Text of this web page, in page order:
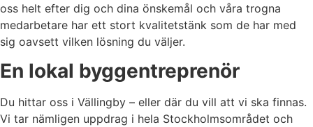
oss helt efter dig och dina önskemål och våra trogna
medarbetare har ett stort kvalitetstänk som de har med
sig oavsett vilken lösning du väljer.
En lokal byggentreprenör
Du hittar oss i Vällingby – eller där du vill att vi ska finnas.
Vi tar nämligen uppdrag i hela Stockholmsområdet och